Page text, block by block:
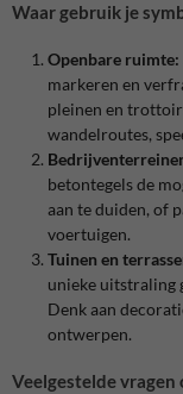
Waar gebruik je
Openbare ruimte:
markeren en
pleinen en
wandelroutes,
betontegels de
aan te duiden, of
voertuigen.
Tuinen en
unieke uitstraling
Denk aan
ontwerpen.
Veelgestelde